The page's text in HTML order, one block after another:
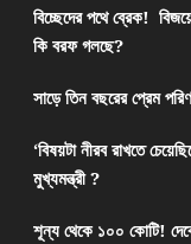
বিচ্ছেদের পথে ব্রেক!
কি বরফ গলছে?
সাড়ে তিন বছরের প্রেম
‘বিষয়টা নীরব রাখতে
মুখ্যমন্ত্রী ?
শূন্য থেকে ১০০ কোটি!